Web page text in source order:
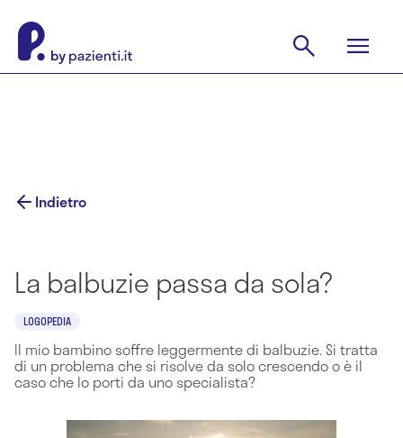
Indietro
La balbuzie passa da sola?
LOGOPEDIA
Il mio bambino soffre leggermente di balbuzie. Si tratta
di un problema che si risolve da solo crescendo o è il
caso che lo porti da uno specialista?